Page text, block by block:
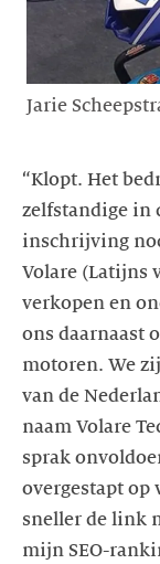
Jarie
“Klopt. Het
zelfstandige in
inschrijving
Volare (Latijns
verkopen en
ons daarnaast
motoren. We
van de
naam Volare
sprak
overgestapt op
sneller de link
mijn SEO-